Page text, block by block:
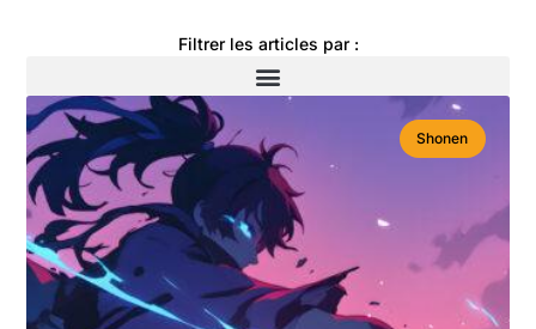
Filtrer les articles par :
Shonen